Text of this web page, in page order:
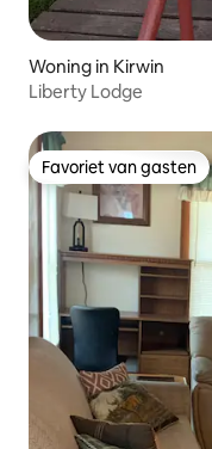
Woning in Kirwin
Liberty Lodge
Favoriet van gasten
Favoriet van gasten